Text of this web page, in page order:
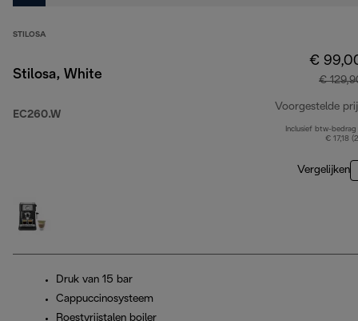
STILOSA
Stilosa, White
EC260.W
€
€
Voorgestelde
Inclusief btw-bedrag
€ 17,18
Vergelijken
Druk van 15 bar
Cappuccinosysteem
Roestvrijstalen boiler